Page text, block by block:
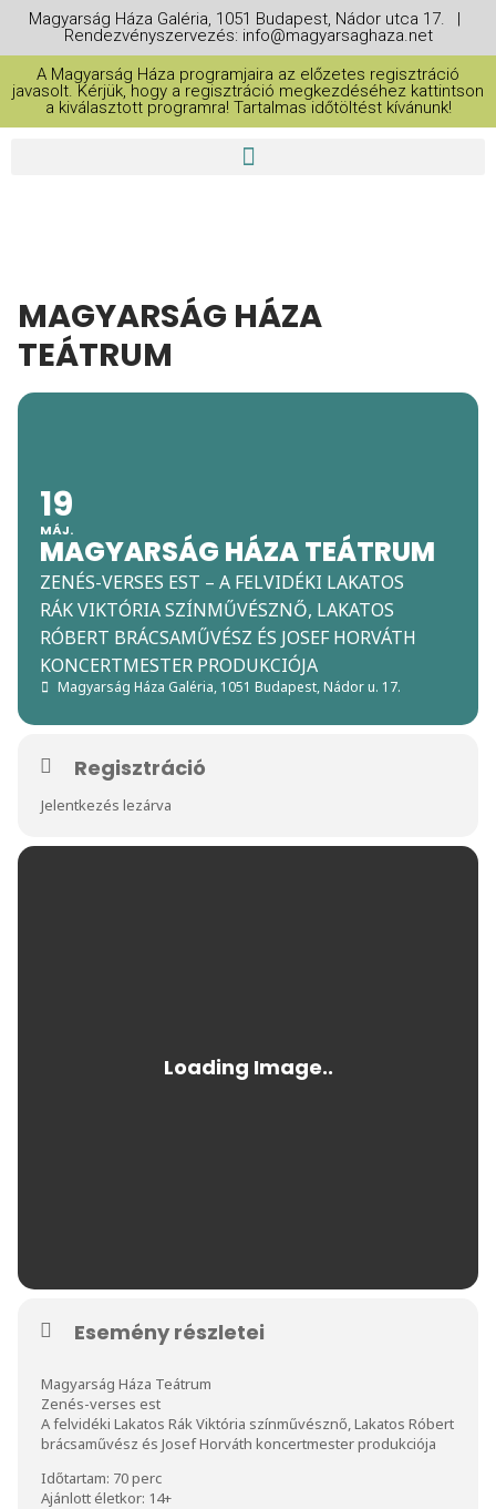
Magyarság Háza Galéria, 1051 Budapest, Nádor utca 17. |
Rendezvényszervezés: info@magyarsaghaza.net
A Magyarság Háza programjaira az előzetes regisztráció
javasolt. Kérjük, hogy a regisztráció megkezdéséhez kattintson
a kiválasztott programra! Tartalmas időtöltést kívánunk!
MAGYARSÁG HÁZA
TEÁTRUM
19
MÁJ.
MAGYARSÁG HÁZA TEÁTRUM
ZENÉS-VERSES EST – A FELVIDÉKI LAKATOS
RÁK VIKTÓRIA SZÍNMŰVÉSZNŐ, LAKATOS
RÓBERT BRÁCSAMŰVÉSZ ÉS JOSEF HORVÁTH
KONCERTMESTER PRODUKCIÓJA
Magyarság Háza Galéria, 1051 Budapest, Nádor u. 17.
Regisztráció
Jelentkezés lezárva
Esemény részletei
Magyarság Háza Teátrum
Zenés-verses est
A felvidéki Lakatos Rák Viktória színművésznő, Lakatos Róbert
brácsaművész és Josef Horváth koncertmester produkciója
Időtartam: 70 perc
Ajánlott életkor: 14+